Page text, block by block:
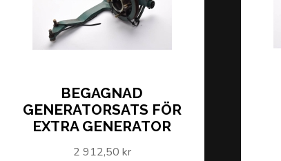
BEGAGNAD
GENERATORSATS FÖR
EXTRA GENERATOR
2 912,50 kr